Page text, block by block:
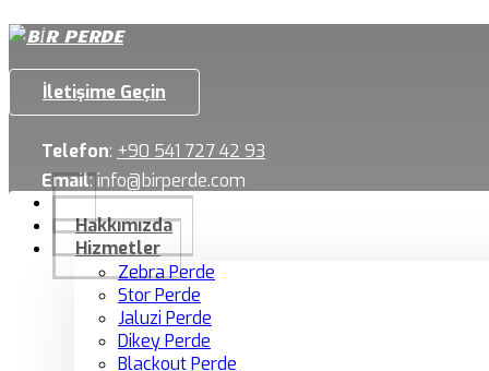
İletişime Geçin
Telefon: +90 541 727 42 93
Email:info@birperde.com
Hakkımızda
Hizmetler
Zebra Perde
Stor Perde
Jaluzi Perde
Dikey Perde
Blackout Perde